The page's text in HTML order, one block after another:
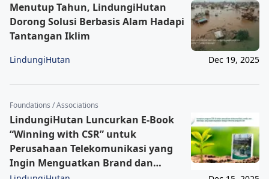
Menutup Tahun, LindungiHutan
Dorong Solusi Berbasis Alam Hadapi
Tantangan Iklim
LindungiHutan Dec 19, 2025
Foundations / Associations
LindungiHutan Luncurkan E-Book
“Winning with CSR” untuk
Perusahaan Telekomunikasi yang
Ingin Menguatkan Brand dan